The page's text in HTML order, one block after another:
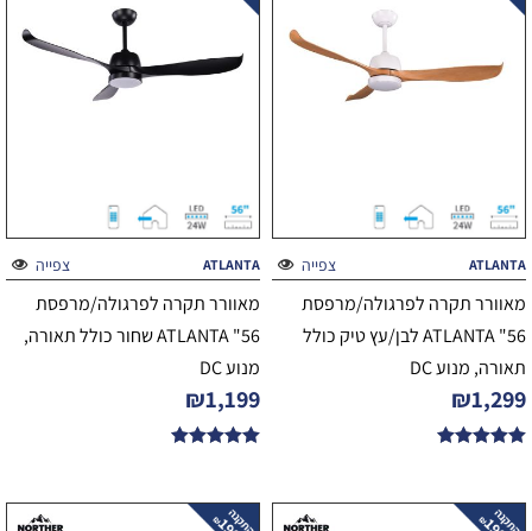
צפייה ATLANTA
מאוורר תקרה לפרגולה/מרפסת
56" ATLANTA לבן/עץ טיק כולל
תאורה, מנוע DC
₪1,299
צפייה ATLANTA
מאוורר תקרה לפרגולה/מרפסת
56" ATLANTA שחור כולל תאורה,
מנוע DC
₪1,199